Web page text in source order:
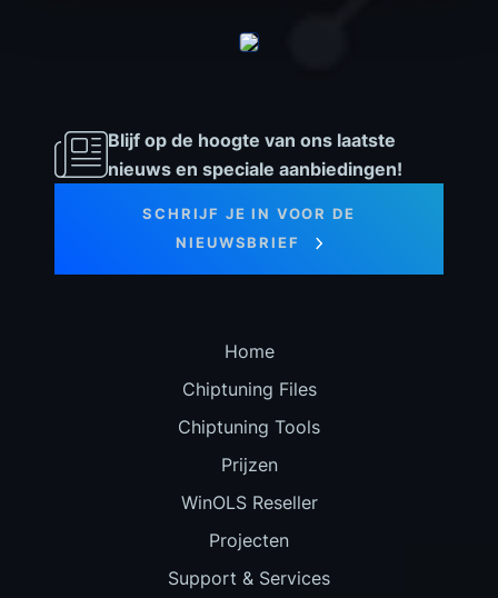
Blijf op de hoogte van ons laatste
nieuws en speciale aanbiedingen!
SCHRIJF JE IN VOOR DE
NIEUWSBRIEF
Home
Chiptuning Files
Chiptuning Tools
Prijzen
WinOLS Reseller
Projecten
Support & Services